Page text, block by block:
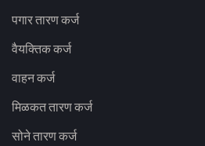
पगार तारण कर्ज
वैयक्तिक कर्ज
वाहन कर्ज
मिळकत तारण कर्ज
सोने तारण कर्ज